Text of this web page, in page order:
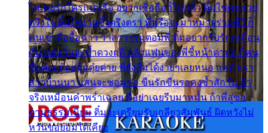
ไม่เคยรักใครแน่หรือ อยากเชื่อถือก็ไม่กล้า ติ๋มใช่คนสวย
ตรึงใจ ติ๋มใช่งามซึ้งตรึงตรา พี่หรือจะมาหมายร่วมชีวี ก็
คนเขาลืออื้อฉาว ว่าสาวๆรุมตอมพี่ ติ๋มอยากรับรักเหมือน
กัน แต่หวั่นจะช้ำดวงฤดี กลัวแฟนของพี่ชี้หน้าด่าทอ ก็คน
ชื่อต๋อยต้อยตุ้มตุ๋ยต่าย พี่ยังลืมได้ง่ายๆเลยหนอ แค่ตัวเรา
สาวบ้านนา แสนจะซอมซ่อ ขืนรักขืนรอคงช้ำสักวัน ถ้า
จริงเหมือนคำพร่ำเฉลย พี่อย่าเฉยรีบมาหมั้น ถ้าพี่สู่ขอ
ตามธรรมเนียม ติ๋มจะเตรียมรับเกลียวสัมพันธ์ ผิดหวังไม่
หวั่นขอยอมได้เคียง